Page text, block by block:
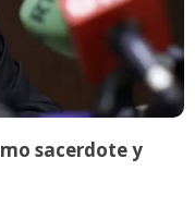
sacerdote y